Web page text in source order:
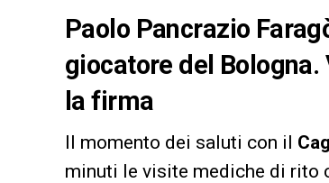
Paolo Pancrazio
giocatore del
la firma
Il momento dei saluti con il
minuti le visite mediche di rito